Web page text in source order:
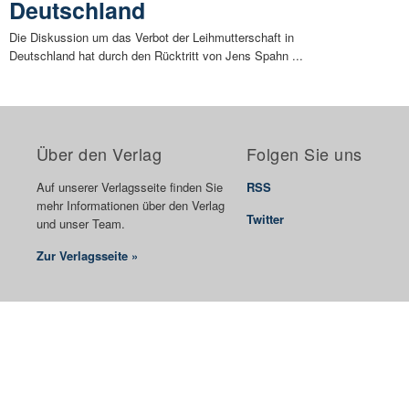
Deutschland
Die Diskussion um das Verbot der Leihmutterschaft in
Deutschland hat durch den Rücktritt von Jens Spahn ...
Über den Verlag
Auf unserer Verlagsseite finden Sie
mehr Informationen über den Verlag
und unser Team.
Zur Verlagsseite »
Folgen Sie uns
RSS
Twitter